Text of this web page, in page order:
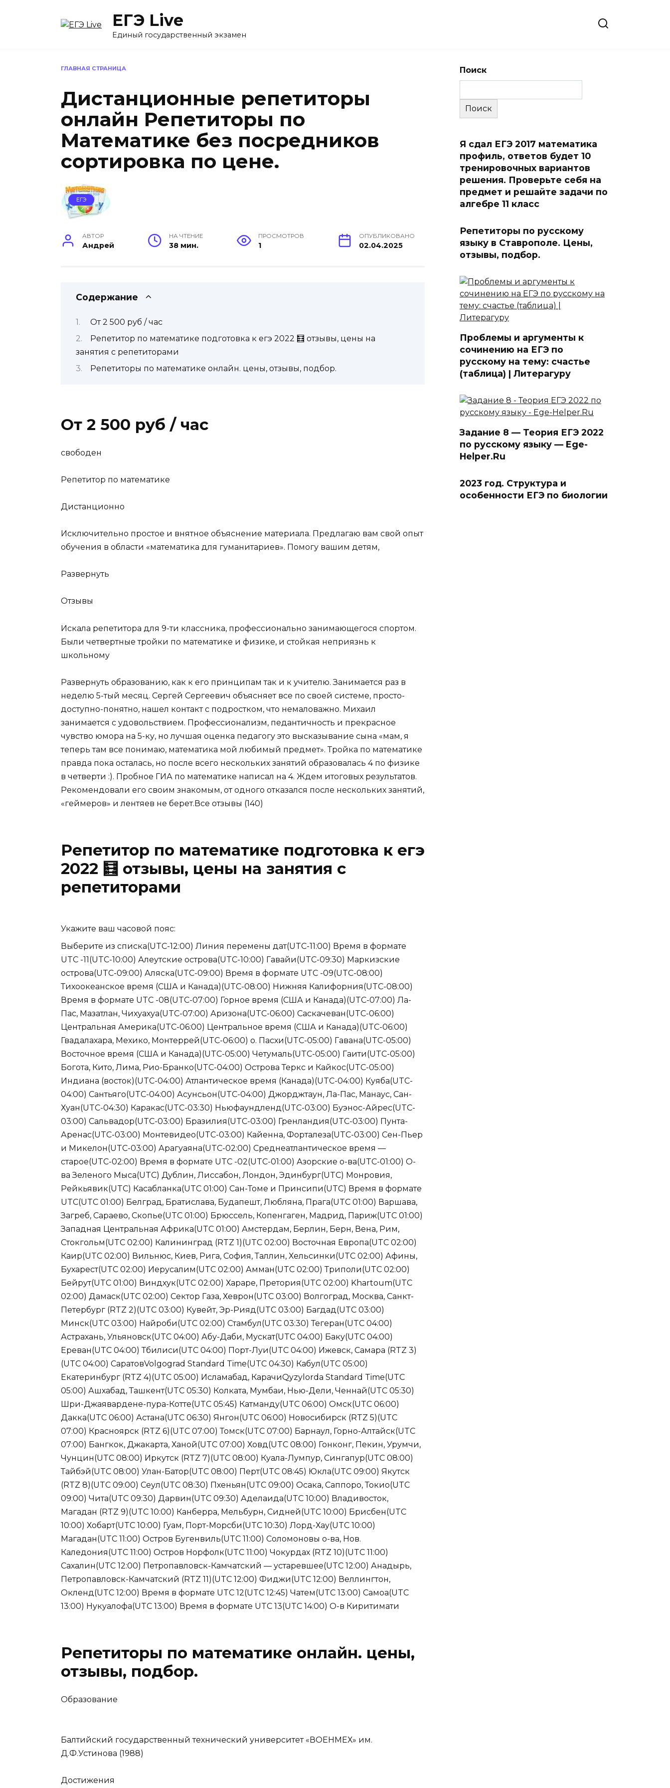
ЕГЭ Live
Единый государственный экзамен
ГЛАВНАЯ СТРАНИЦА
Дистанционные репетиторы
онлайн Репетиторы по
Математике без посредников
сортировка по цене.
ЕГЭ
АВТОР
Андрей
НА ЧТЕНИЕ
38 мин.
ПРОСМОТРОВ
1
ОПУБЛИКОВАНО
02.04.2025
Содержание
От 2 500 руб / час
Репетитор по математике подготовка к егэ 2022 🧮 отзывы, цены на
занятия с репетиторами
Репетиторы по математике онлайн. цены, отзывы, подбор.
От 2 500 руб / час
свободен
Репетитор по математике
Дистанционно
Исключительно простое и внятное объяснение материала. Предлагаю вам свой опыт
обучения в области «математика для гуманитариев». Помогу вашим детям,
Развернуть
Отзывы
Искала репетитора для 9-ти классника, профессионально занимающегося спортом.
Были четвертные тройки по математике и физике, и стойкая неприязнь к
школьному
Развернуть образованию, как к его принципам так и к учителю. Занимается раз в
неделю 5-тый месяц. Сергей Сергеевич объясняет все по своей системе, просто-
доступно-понятно, нашел контакт с подростком, что немаловажно. Михаил
занимается с удовольствием. Профессионализм, педантичность и прекрасное
чувство юмора на 5-ку, но лучшая оценка педагогу это высказывание сына «мам, я
теперь там все понимаю, математика мой любимый предмет». Тройка по математике
правда пока осталась, но после всего нескольких занятий образовалась 4 по физике
в четверти :). Пробное ГИА по математике написал на 4. Ждем итоговых результатов.
Рекомендовали его своим знакомым, от одного отказался после нескольких занятий,
«геймеров» и лентяев не берет.Все отзывы (140)
Репетитор по математике подготовка к егэ
2022 🧮 отзывы, цены на занятия с
репетиторами
Укажите ваш часовой пояс:
Выберите из списка(UTC-12:00) Линия перемены дат(UTC-11:00) Время в формате
UTC -11(UTC-10:00) Алеутские острова(UTC-10:00) Гавайи(UTC-09:30) Маркизские
острова(UTC-09:00) Аляска(UTC-09:00) Время в формате UTC -09(UTC-08:00)
Тихоокеанское время (США и Канада)(UTC-08:00) Нижняя Калифорния(UTC-08:00)
Время в формате UTC -08(UTC-07:00) Горное время (США и Канада)(UTC-07:00) Ла-
Пас, Мазатлан, Чихуахуа(UTC-07:00) Аризона(UTC-06:00) Саскачеван(UTC-06:00)
Центральная Америка(UTC-06:00) Центральное время (США и Канада)(UTC-06:00)
Гвадалахара, Мехико, Монтеррей(UTC-06:00) о. Пасхи(UTC-05:00) Гавана(UTC-05:00)
Восточное время (США и Канада)(UTC-05:00) Четумаль(UTC-05:00) Гаити(UTC-05:00)
Богота, Кито, Лима, Рио-Бранко(UTC-04:00) Острова Теркс и Кайкос(UTC-05:00)
Индиана (восток)(UTC-04:00) Атлантическое время (Канада)(UTC-04:00) Куяба(UTC-
04:00) Сантьяго(UTC-04:00) Асунсьон(UTC-04:00) Джорджтаун, Ла-Пас, Манаус, Сан-
Хуан(UTC-04:30) Каракас(UTC-03:30) Ньюфаундленд(UTC-03:00) Буэнос-Айрес(UTC-
03:00) Сальвадор(UTC-03:00) Бразилия(UTC-03:00) Гренландия(UTC-03:00) Пунта-
Аренас(UTC-03:00) Монтевидео(UTC-03:00) Кайенна, Форталеза(UTC-03:00) Сен-Пьер
и Микелон(UTC-03:00) Арагуаяна(UTC-02:00) Среднеатлантическое время —
старое(UTC-02:00) Время в формате UTC -02(UTC-01:00) Азорские о-ва(UTC-01:00) О-
ва Зеленого Мыса(UTC) Дублин, Лиссабон, Лондон, Эдинбург(UTC) Монровия,
Рейкьявик(UTC) Касабланка(UTC 01:00) Сан-Томе и Принсипи(UTC) Время в формате
UTC(UTC 01:00) Белград, Братислава, Будапешт, Любляна, Прага(UTC 01:00) Варшава,
Загреб, Сараево, Скопье(UTC 01:00) Брюссель, Копенгаген, Мадрид, Париж(UTC 01:00)
Западная Центральная Африка(UTC 01:00) Амстердам, Берлин, Берн, Вена, Рим,
Стокгольм(UTC 02:00) Калининград (RTZ 1)(UTC 02:00) Восточная Европа(UTC 02:00)
Каир(UTC 02:00) Вильнюс, Киев, Рига, София, Таллин, Хельсинки(UTC 02:00) Афины,
Бухарест(UTC 02:00) Иерусалим(UTC 02:00) Амман(UTC 02:00) Триполи(UTC 02:00)
Бейрут(UTC 01:00) Виндхук(UTC 02:00) Хараре, Претория(UTC 02:00) Khartoum(UTC
02:00) Дамаск(UTC 02:00) Сектор Газа, Хеврон(UTC 03:00) Волгоград, Москва, Санкт-
Петербург (RTZ 2)(UTC 03:00) Кувейт, Эр-Рияд(UTC 03:00) Багдад(UTC 03:00)
Минск(UTC 03:00) Найроби(UTC 02:00) Стамбул(UTC 03:30) Тегеран(UTC 04:00)
Астрахань, Ульяновск(UTC 04:00) Абу-Даби, Мускат(UTC 04:00) Баку(UTC 04:00)
Ереван(UTC 04:00) Тбилиси(UTC 04:00) Порт-Луи(UTC 04:00) Ижевск, Самара (RTZ 3)
(UTC 04:00) СаратовVolgograd Standard Time(UTC 04:30) Кабул(UTC 05:00)
Екатеринбург (RTZ 4)(UTC 05:00) Исламабад, КарачиQyzylorda Standard Time(UTC
05:00) Ашхабад, Ташкент(UTC 05:30) Колката, Мумбаи, Нью-Дели, Ченнай(UTC 05:30)
Шри-Джаявардене-пура-Котте(UTC 05:45) Катманду(UTC 06:00) Омск(UTC 06:00)
Дакка(UTC 06:00) Астана(UTC 06:30) Янгон(UTC 06:00) Новосибирск (RTZ 5)(UTC
07:00) Красноярск (RTZ 6)(UTC 07:00) Томск(UTC 07:00) Барнаул, Горно-Алтайск(UTC
07:00) Бангкок, Джакарта, Ханой(UTC 07:00) Ховд(UTC 08:00) Гонконг, Пекин, Урумчи,
Чунцин(UTC 08:00) Иркутск (RTZ 7)(UTC 08:00) Куала-Лумпур, Сингапур(UTC 08:00)
Тайбэй(UTC 08:00) Улан-Батор(UTC 08:00) Перт(UTC 08:45) Юкла(UTC 09:00) Якутск
(RTZ 8)(UTC 09:00) Сеул(UTC 08:30) Пхеньян(UTC 09:00) Осака, Саппоро, Токио(UTC
09:00) Чита(UTC 09:30) Дарвин(UTC 09:30) Аделаида(UTC 10:00) Владивосток,
Магадан (RTZ 9)(UTC 10:00) Канберра, Мельбурн, Сидней(UTC 10:00) Брисбен(UTC
10:00) Хобарт(UTC 10:00) Гуам, Порт-Морсби(UTC 10:30) Лорд-Хау(UTC 10:00)
Магадан(UTC 11:00) Остров Бугенвиль(UTC 11:00) Соломоновы о-ва, Нов.
Каледония(UTC 11:00) Остров Норфолк(UTC 11:00) Чокурдах (RTZ 10)(UTC 11:00)
Сахалин(UTC 12:00) Петропавловск-Камчатский — устаревшее(UTC 12:00) Анадырь,
Петропавловск-Камчатский (RTZ 11)(UTC 12:00) Фиджи(UTC 12:00) Веллингтон,
Окленд(UTC 12:00) Время в формате UTC 12(UTC 12:45) Чатем(UTC 13:00) Самоа(UTC
13:00) Нукуалофа(UTC 13:00) Время в формате UTC 13(UTC 14:00) О-в Киритимати
Репетиторы по математике онлайн. цены,
отзывы, подбор.
Образование
Балтийский государственный технический университет «ВОЕНМЕХ» им.
Д.Ф.Устинова (1988)
Достижения
Поиск
Поиск
Я сдал ЕГЭ 2017 математика
профиль, ответов будет 10
тренировочных вариантов
решения. Проверьте себя на
предмет и решайте задачи по
алгебре 11 класс
Репетиторы по русскому
языку в Ставрополе. Цены,
отзывы, подбор.
Проблемы и аргументы к
сочинению на ЕГЭ по
русскому на тему: счастье
(таблица) | Литерагуру
Задание 8 — Теория ЕГЭ 2022
по русскому языку — Ege-
Helper.Ru
2023 год. Структура и
особенности ЕГЭ по биологии